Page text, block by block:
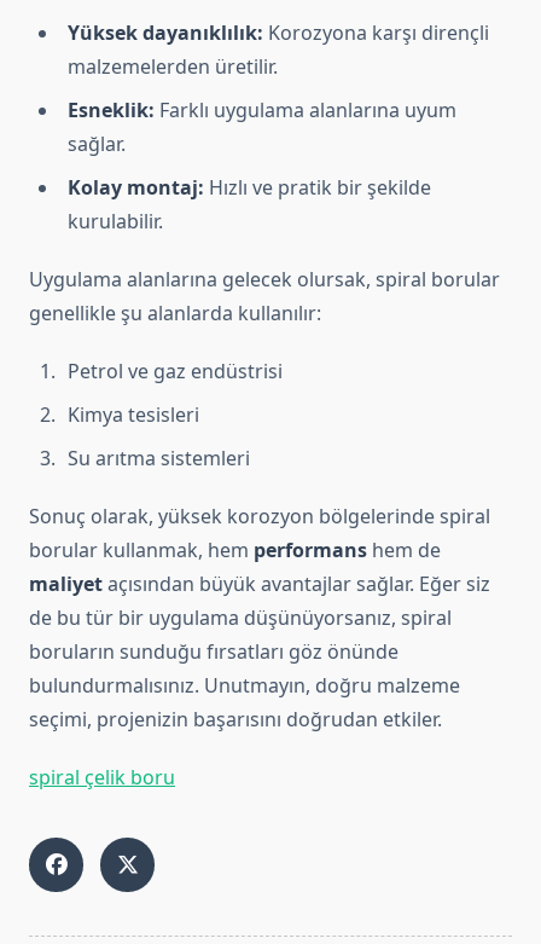
Yüksek dayanıklılık: Korozyona karşı dirençli
malzemelerden üretilir.
Esneklik: Farklı uygulama alanlarına uyum
sağlar.
Kolay montaj: Hızlı ve pratik bir şekilde
kurulabilir.
Uygulama alanlarına gelecek olursak, spiral borular
genellikle şu alanlarda kullanılır:
Petrol ve gaz endüstrisi
Kimya tesisleri
Su arıtma sistemleri
Sonuç olarak, yüksek korozyon bölgelerinde spiral
borular kullanmak, hem performans hem de
maliyetaçısından büyük avantajlar sağlar. Eğer siz
de bu tür bir uygulama düşünüyorsanız, spiral
boruların sunduğu fırsatları göz önünde
bulundurmalısınız. Unutmayın, doğru malzeme
seçimi, projenizin başarısını doğrudan etkiler.
spiral çelik boru